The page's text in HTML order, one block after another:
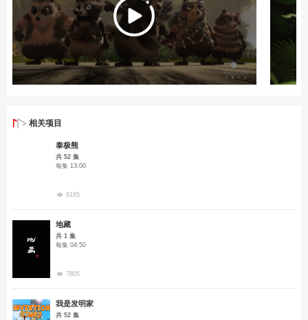
相关项目
泰极熊
共 52 集
每集 13:00
8165
地藏
共 1 集
每集 04:50
7805
我是发明家
共 52 集